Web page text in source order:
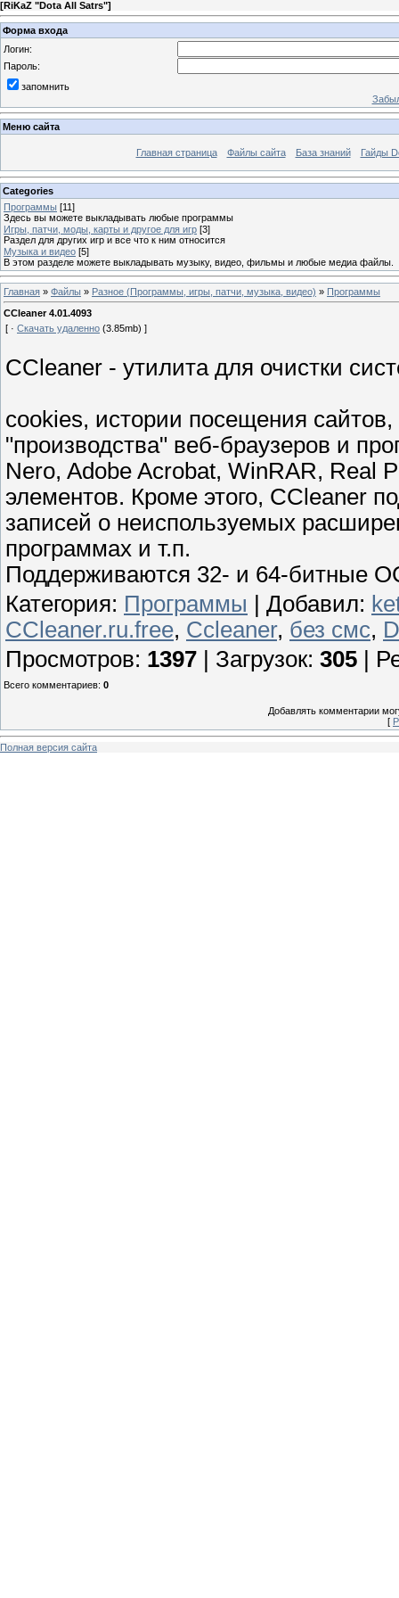
[RiKaZ "Dota All Satrs"]
Форма входа
Логин:
Пароль:
запомнить
Меню сайта
Главная страница Файлы сайта База знаний Гайды
Categories
Программы [11]
Здесь вы можете выкладывать любые программы
Игры, патчи, моды, карты и другое для игр [3]
Раздел для других игр и все что к ним относится
Музыка и видео [5]
В этом разделе можете выкладывать музыку, видео, фильмы и любые медиа файлы.
Главная » Файлы » Разное (Программы, игры, патчи, музыка, видео) » Программы
CCleaner 4.01.4093
[ · Скачать удаленно (3.85mb) ]
CCleaner - утилита для очистки
cookies, истории посещения
"производства" веб-браузеров и
Nero, Adobe Acrobat, WinRAR, Real
элементов. Кроме этого, CCleaner
записей о неиспользуемых
программах и т.п.
Поддерживаются 32- и 64-битные
Категория: Программы Добавил:
CCleaner.ru.free, Ccleaner, без смс,
Просмотров: 1397 Загрузок: 305
Всего комментариев: 0
Добавлять комментарии
[
Полная версия сайта